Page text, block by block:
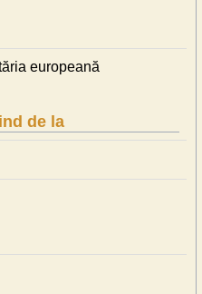
europeană
de la